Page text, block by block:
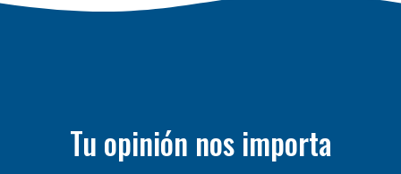
Tu opinión nos importa